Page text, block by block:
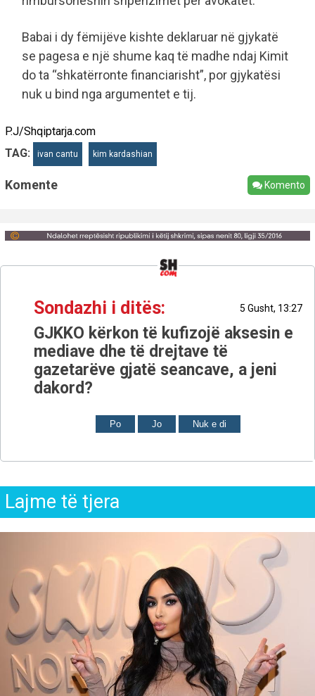
Babai i dy fëmijëve kishte deklaruar në gjykatë
se pagesa e një shume kaq të madhe ndaj Kimit
do ta “shkatërronte financiarisht”, por gjykatësi
nuk u bind nga argumentet e tij.
P.J/Shqiptarja.com
TAG:
ivan cantu kim kardashian
Komente Komento
Sondazhi i ditës: 5 Gusht, 13:27
GJKKO kërkon të kufizojë aksesin e
mediave dhe të drejtave të
gazetarëve gjatë seancave, a jeni
dakord?
Po Jo Nuk e di
Lajme të tjera